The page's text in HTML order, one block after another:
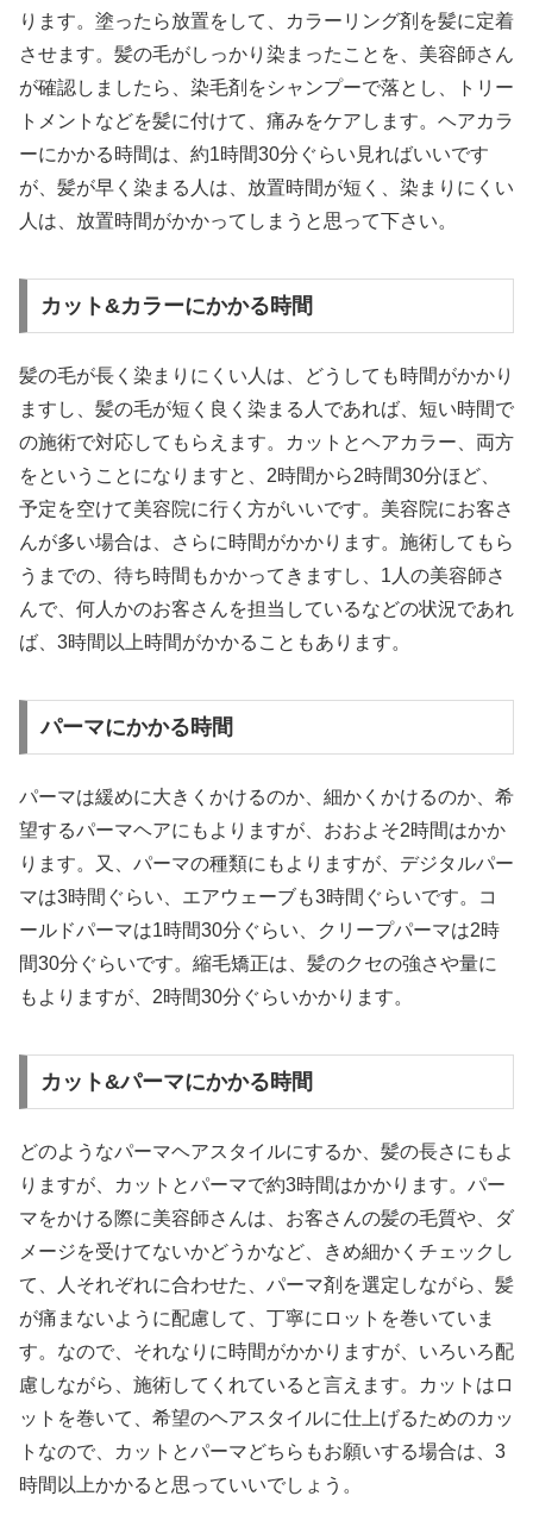
ります。塗ったら放置をして、カラーリング剤を髪に定着
させます。髪の毛がしっかり染まったことを、美容師さん
が確認しましたら、染毛剤をシャンプーで落とし、トリー
トメントなどを髪に付けて、痛みをケアします。ヘアカラ
ーにかかる時間は、約1時間30分ぐらい見ればいいです
が、髪が早く染まる人は、放置時間が短く、染まりにくい
人は、放置時間がかかってしまうと思って下さい。
カット&カラーにかかる時間
髪の毛が長く染まりにくい人は、どうしても時間がかかり
ますし、髪の毛が短く良く染まる人であれば、短い時間で
の施術で対応してもらえます。カットとヘアカラー、両方
をということになりますと、2時間から2時間30分ほど、
予定を空けて美容院に行く方がいいです。美容院にお客さ
んが多い場合は、さらに時間がかかります。施術してもら
うまでの、待ち時間もかかってきますし、1人の美容師さ
んで、何人かのお客さんを担当しているなどの状況であれ
ば、3時間以上時間がかかることもあります。
パーマにかかる時間
パーマは緩めに大きくかけるのか、細かくかけるのか、希
望するパーマヘアにもよりますが、おおよそ2時間はかか
ります。又、パーマの種類にもよりますが、デジタルパー
マは3時間ぐらい、エアウェーブも3時間ぐらいです。コ
ールドパーマは1時間30分ぐらい、クリープパーマは2時
間30分ぐらいです。縮毛矯正は、髪のクセの強さや量に
もよりますが、2時間30分ぐらいかかります。
カット&パーマにかかる時間
どのようなパーマヘアスタイルにするか、髪の長さにもよ
りますが、カットとパーマで約3時間はかかります。パー
マをかける際に美容師さんは、お客さんの髪の毛質や、ダ
メージを受けてないかどうかなど、きめ細かくチェックし
て、人それぞれに合わせた、パーマ剤を選定しながら、髪
が痛まないように配慮して、丁寧にロットを巻いていま
す。なので、それなりに時間がかかりますが、いろいろ配
慮しながら、施術してくれていると言えます。カットはロ
ットを巻いて、希望のヘアスタイルに仕上げるためのカッ
トなので、カットとパーマどちらもお願いする場合は、3
時間以上かかると思っていいでしょう。